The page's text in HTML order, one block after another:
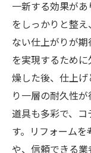
一新する効果が
をしっかりと整
ない仕上がりが
を実現するため
燥した後、仕上
り一層の耐久性
道具も多彩で、
す。リフォーム
や、信頼できる